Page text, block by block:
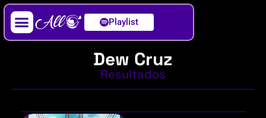
Playlist
Dew Cruz
Resultados